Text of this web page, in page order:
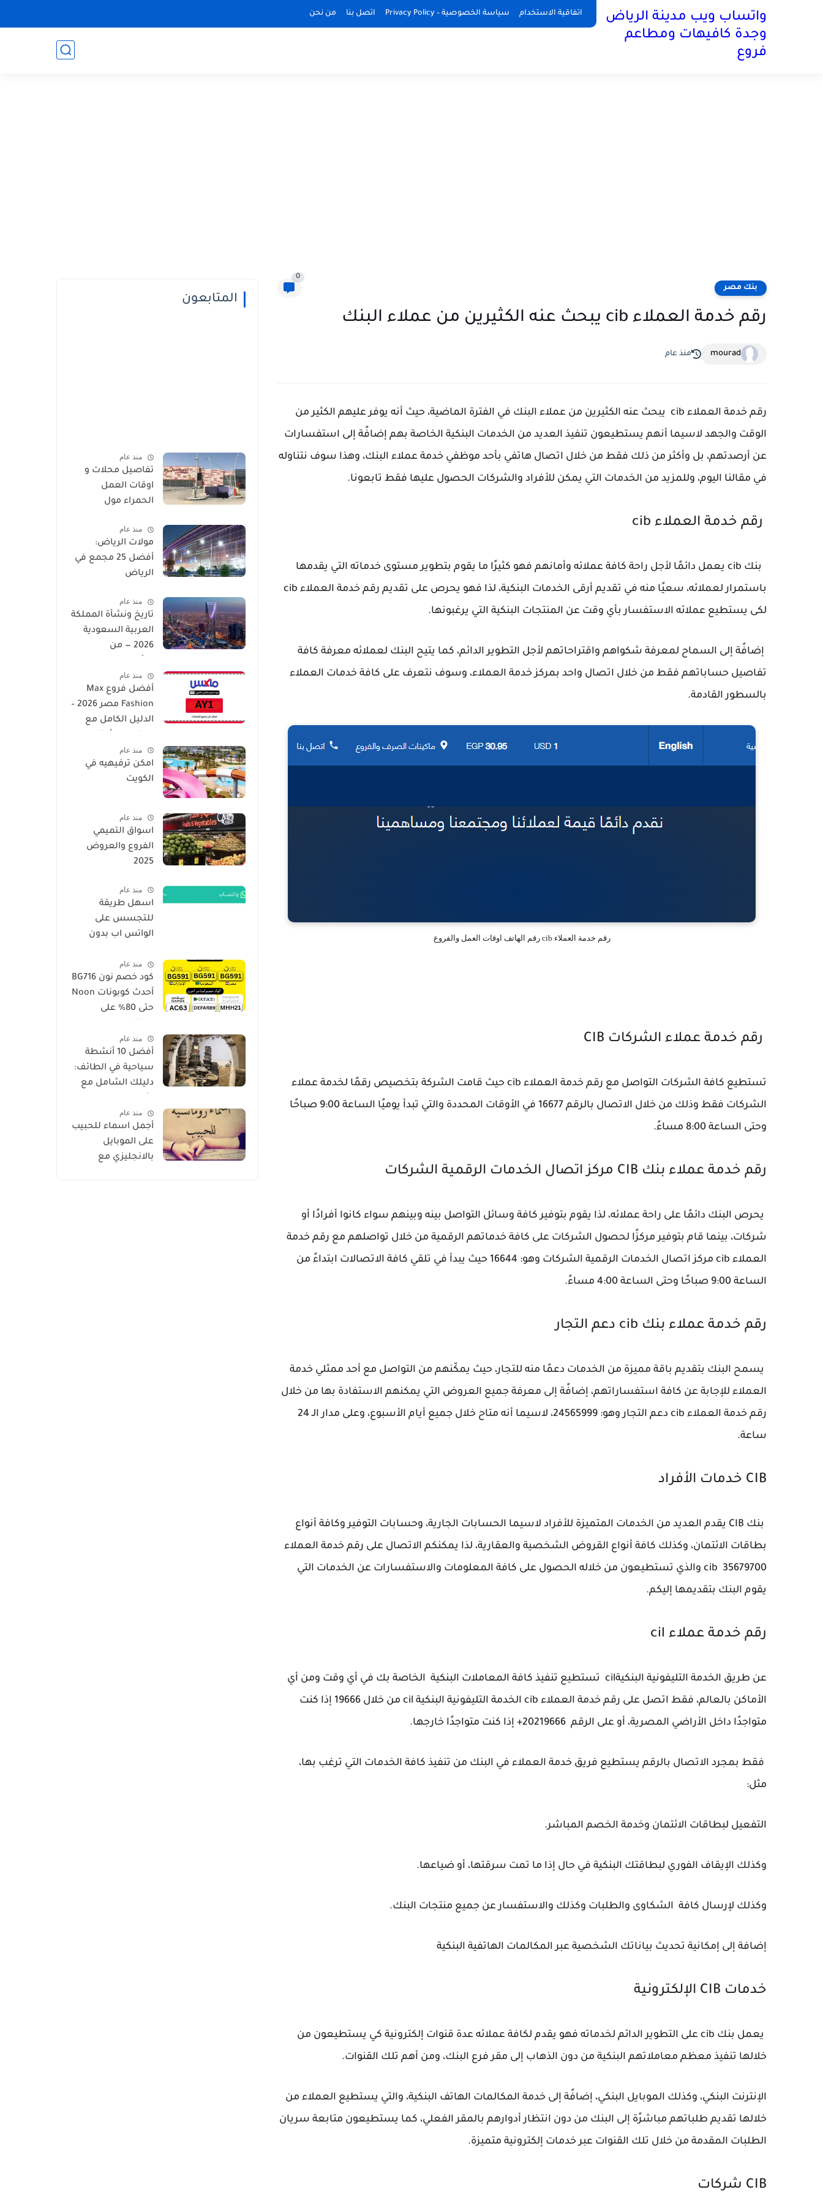
اتفاقية الاستخدام سياسة الخصوصية – Privacy Policy اتصل بنا من نحن
واتساب ويب مدينة الرياض
وجدة كافيهات ومطاعم
فروع
بنك مصر
0
رقم خدمة العملاء cib يبحث عنه الكثيرين من عملاء البنك
mourad منذ عام
رقم خدمة العملاء cib يبحث عنه الكثيرين من عملاء البنك في الفترة الماضية، حيث أنه يوفر عليهم الكثير من
الوقت والجهد لاسيما أنهم يستطيعون تنفيذ العديد من الخدمات البنكية الخاصة بهم إضافًة إلى استفسارات
عن أرصدتهم، بل وأكثر من ذلك فقط من خلال اتصال هاتفي بأحد موظفي خدمة عملاء البنك، وهذا سوف نتناوله
في مقالنا اليوم، وللمزيد من الخدمات التي يمكن للأفراد والشركات الحصول عليها فقط تابعونا.
رقم خدمة العملاء cib
بنك cib يعمل دائمًا لأجل راحة كافة عملائه وأمانهم فهو كثيرًا ما يقوم بتطوير مستوى خدماته التي يقدمها
باستمرار لعملائه، سعيًا منه في تقديم أرقى الخدمات البنكية، لذا فهو يحرص على تقديم رقم خدمة العملاء cib
لكى يستطيع عملائه الاستفسار بأي وقت عن المنتجات البنكية التي يرغبونها.
إضافًة إلى السماح لمعرفة شكواهم واقتراحاتهم لأجل التطوير الدائم، كما يتيح البنك لعملائه معرفة كافة
تفاصيل حساباتهم فقط من خلال اتصال واحد بمركز خدمة العملاء، وسوف نتعرف على كافة خدمات العملاء
بالسطور القادمة.
رقم خدمة العملاء cib رقم الهاتف اوقات العمل والفروع
رقم خدمة عملاء الشركات CIB
تستطيع كافة الشركات التواصل مع رقم خدمة العملاء cib حيث قامت الشركة بتخصيص رقمًا لخدمة عملاء
الشركات فقط وذلك من خلال الاتصال بالرقم 16677 في الأوقات المحددة والتي تبدأ يوميًا الساعة 9:00 صباحًا
وحتى الساعة 8:00 مساءً.
رقم خدمة عملاء بنك CIB مركز اتصال الخدمات الرقمية الشركات
يحرص البنك دائمًا على راحة عملائه، لذا يقوم بتوفير كافة وسائل التواصل بينه وبينهم سواء كانوا أفرادًا أو
شركات، بينما قام بتوفير مركزًا لحصول الشركات على كافة خدماتهم الرقمية من خلال تواصلهم مع رقم خدمة
العملاء cib مركز اتصال الخدمات الرقمية الشركات وهو: 16644 حيث يبدأ في تلقي كافة الاتصالات ابتداءً من
الساعة 9:00 صباحًا وحتى الساعة 4:00 مساءً.
رقم خدمة عملاء بنك cib دعم التجار
يسمح البنك بتقديم باقة مميزة من الخدمات دعمًا منه للتجار، حيث يمكّنهم من التواصل مع أحد ممثلي خدمة
العملاء للإجابة عن كافة استفساراتهم، إضافًة إلى معرفة جميع العروض التي يمكنهم الاستفادة بها من خلال
رقم خدمة العملاء cib دعم التجار وهو: 24565999، لاسيما أنه متاح خلال جميع أيام الأسبوع، وعلى مدار الـ 24
ساعة.
CIB خدمات الأفراد
بنك CIB يقدم العديد من الخدمات المتميزة للأفراد لاسيما الحسابات الجارية، وحسابات التوفير وكافة أنواع
بطاقات الائتمان، وكذلك كافة أنواع القروض الشخصية والعقارية، لذا يمكنكم الاتصال على رقم خدمة العملاء
cib 35679700 والذي تستطيعون من خلاله الحصول على كافة المعلومات والاستفسارات عن الخدمات التي
يقوم البنك بتقديمها إليكم.
رقم خدمة عملاء cil
عن طريق الخدمة التليفونية البنكيةcil تستطيع تنفيذ كافة المعاملات البنكية الخاصة بك في أي وقت ومن أي
الأماكن بالعالم، فقط اتصل على رقم خدمة العملاء cib الخدمة التليفونية البنكية cil من خلال 19666 إذا كنت
متواجدًا داخل الأراضي المصرية، أو على الرقم 20219666+ إذا كنت متواجدًا خارجها.
فقط بمجرد الاتصال بالرقم يستطيع فريق خدمة العملاء في البنك من تنفيذ كافة الخدمات التي ترغب بها،
مثل:
التفعيل لبطاقات الائتمان وخدمة الخصم المباشر.
وكذلك الإيقاف الفوري لبطاقتك البنكية في حال إذا ما تمت سرقتها، أو ضياعها.
وكذلك لإرسال كافة الشكاوى والطلبات وكذلك والاستفسار عن جميع منتجات البنك.
إضافة إلى إمكانية تحديث بياناتك الشخصية عبر المكالمات الهاتفية البنكية
خدمات CIB الإلكترونية
يعمل بنك cib على التطوير الدائم لخدماته فهو يقدم لكافة عملائه عدة قنوات إلكترونية كي يستطيعون من
خلالها تنفيذ معظم معاملاتهم البنكية من دون الذهاب إلى مقر فرع البنك، ومن أهم تلك القنوات.
الإنترنت البنكي، وكذلك الموبايل البنكي، إضافًة إلى خدمة المكالمات الهاتف البنكية، والتي يستطيع العملاء من
خلالها تقديم طلباتهم مباشرًة إلى البنك من دون انتظار أدوارهم بالمقر الفعلي، كما يستطيعون متابعة سريان
الطلبات المقدمة من خلال تلك القنوات عبر خدمات إلكترونية متميزة.
CIB شركات
المتابعون
منذ عام
تفاصيل محلات و
اوقات العمل
الحمراء مول
منذ عام
مولات الرياض:
أفضل 25 مجمع في
الرياض
منذ عام
تاريخ ونشأة المملكة
العربية السعودية
2026 — من
الحديث
منذ عام
أفضل فروع Max
Fashion مصر 2026 –
الدليل الكامل مع
العمل
منذ عام
امكن ترفيهيه في
الكويت
منذ عام
اسواق التميمي
الفروع والعروض
2025
منذ عام
اسهل طريقة
للتجسس على
الواتس اب بدون
الجوال الهاتف 2026
منذ عام
كود خصم نون BG716
أحدث كوبونات Noon
حتى 80% على
منذ عام
أفضل 10 أنشطة
سياحية في الطائف:
دليلك الشامل مع
منذ عام
أجمل اسماء للحبيب
على الموبايل
بالانجليزي مع